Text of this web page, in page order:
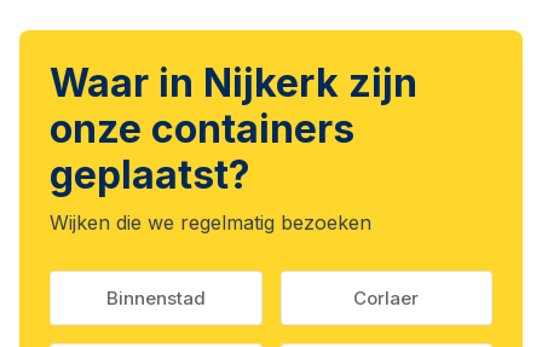
Waar in Nijkerk zijn
onze containers
geplaatst?
Wijken die we regelmatig bezoeken
Binnenstad Corlaer